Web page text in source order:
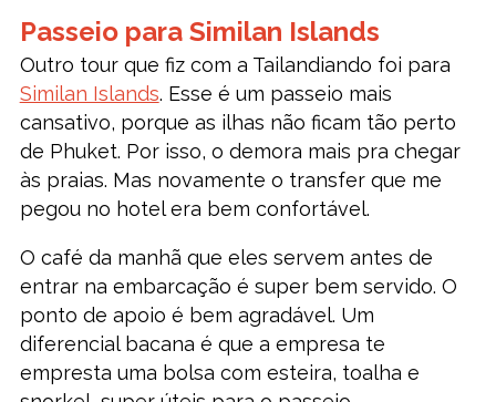
Passeio para Similan Islands
Outro tour que fiz com a Tailandiando foi para
Similan Islands. Esse é um passeio mais
cansativo, porque as ilhas não ficam tão perto
de Phuket. Por isso, o demora mais pra chegar
às praias. Mas novamente o transfer que me
pegou no hotel era bem confortável.
O café da manhã que eles servem antes de
entrar na embarcação é super bem servido. O
ponto de apoio é bem agradável. Um
diferencial bacana é que a empresa te
empresta uma bolsa com esteira, toalha e